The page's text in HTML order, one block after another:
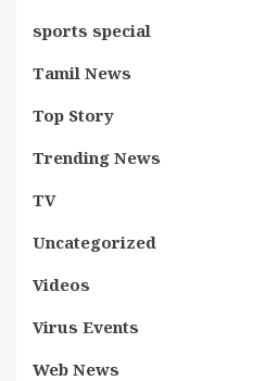
sports special
Tamil News
Top Story
Trending News
TV
Uncategorized
Videos
Virus Events
Web News